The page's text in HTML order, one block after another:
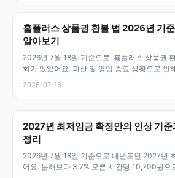
홈플러스 상품권 환불 법 2026년 기
알아보기
2026년 7월 18일 기준으로, 홈플러스 상품권
화가 있었어요. 파산 및 영업 종료 상황으로 인
2026-07-18
2027년 최저임금 확정안의 인상 기준
정리
2026년 7월 18일 기준으로 내년도인 2027년
어요. 올해보다 3.7% 오른 시간당 10,700원으